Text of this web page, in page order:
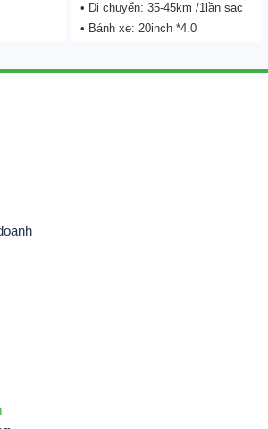
• Di chuyển: 35-45km /1lần sạc
• Bánh xe: 20inch *4.0